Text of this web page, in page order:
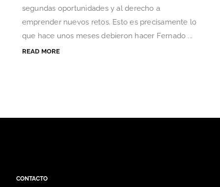
segundas oportunidades y al derecho a
emprender nuevos retos. Esto es precisamente lo
que hace unos meses debieron hacer Fernado ...
READ MORE
CONTACTO